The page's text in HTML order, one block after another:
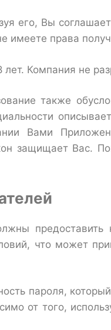
его, Вы
права
Компания не
также
Вами
защищает Вас.
что может
пароля,
от того,